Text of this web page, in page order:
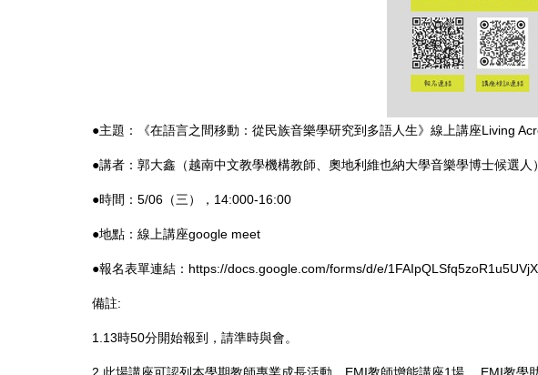
●主題：《在語言之間移動：從民族音樂學研究到多語人生》線上講座Living
●講者：郭大鑫（越南中文教學機構教師、奧地利維也納大學音樂學博士候選人）
●時間：5/06（三），14:000-16:00
●地點：線上講座google meet
●報名表單連結： https://docs.google.com/forms/d/e/
備註:
1.13時50分開始報到，請準時與會。